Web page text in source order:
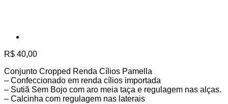
R$ 40,00
Conjunto Cropped Renda Cílios Pamella
– Confeccionado em renda cílios importada
– Sutiã Sem Bojo com aro meia taça e regulagem nas alças.
– Calcinha com regulagem nas laterais